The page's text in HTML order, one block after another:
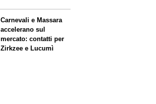
Carnevali e Massara
accelerano sul
mercato: contatti per
Zirkzee e Lucumì